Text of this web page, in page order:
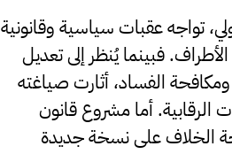
تواجه عقبات سياسية وقانونية
فبينما يُنظر إلى تعديل
الفساد، أثارت صياغته
أما مشروع قانون
الخلاف على نسخة جديدة